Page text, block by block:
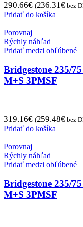
290.66€ (236.31€ bez
Pridať do košíka
Porovnaj
Rýchly náhľad
Pridať medzi obľúbené
Bridgestone 235/
M+S 3PMSF
319.16€ (259.48€ bez
Pridať do košíka
Porovnaj
Rýchly náhľad
Pridať medzi obľúbené
Bridgestone 235/
M+S 3PMSF